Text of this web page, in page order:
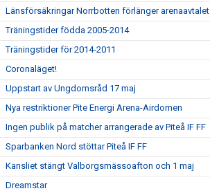
Länsförsäkringar Norrbotten förlänger arenaavtalet
Träningstider födda 2005-2014
Träningstider för 2014-2011
Coronaläget!
Uppstart av Ungdomsråd 17 maj
Nya restriktioner Pite Energi Arena-Airdomen
Ingen publik på matcher arrangerade av Piteå IF FF
Sparbanken Nord stöttar Piteå IF FF
Kansliet stängt Valborgsmässoafton och 1 maj
Dreamstar